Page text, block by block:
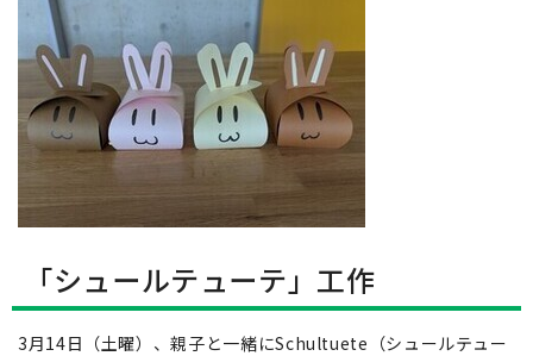
「シュールテューテ」工作
3月14日（土曜）、親子と一緒にSchultuete（シュールテュー